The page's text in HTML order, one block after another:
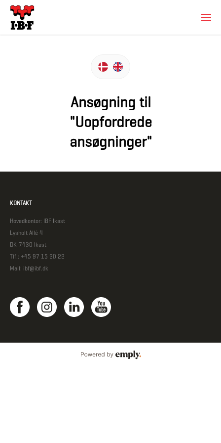
Ansøgning til
"Uopfordrede
ansøgninger"
KONTAKT
Hovedkontor: IBF Ikast
Lysholt Allé 4
DK-7430 Ikast
Tlf.: +45 97 15 20 22
Mail: ibf@ibf.dk